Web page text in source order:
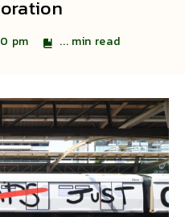
pm ... min read